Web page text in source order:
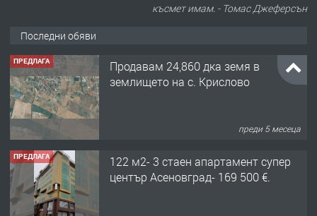
късмет имам. - Томас Джеферсън
Последни обяви
ПРЕДЛАГА
Продавам 24,860 дка земя в
землището на с. Крислово
преди 5 месеца
ПРЕДЛАГА
122 м2- 3 стаен апартамент супер
център Асеновград- 169 500 €.